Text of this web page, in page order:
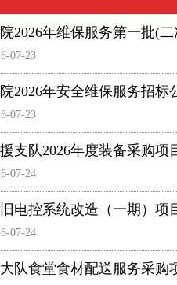
2026年维保服务第一批(
07-23
2026年安全维保服务招标
07-23
支队2026年度装备采购
07-24
电控系统改造（一期）项
07-24
队食堂食材配送服务采购